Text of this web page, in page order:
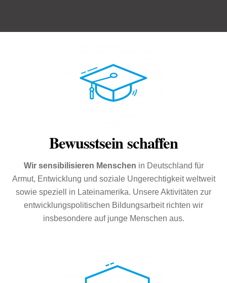
Bewusstsein schaffen
Wir sensibilisieren Menschen in Deutschland für
Armut, Entwicklung und soziale Ungerechtigkeit weltweit
sowie speziell in Lateinamerika. Unsere Aktivitäten zur
entwicklungspolitischen Bildungsarbeit richten wir
insbesondere auf junge Menschen aus.